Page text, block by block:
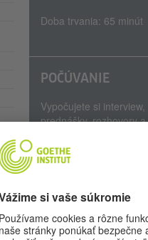
Doba trvania: 65 minút
POČÚVANIE
Vypočujete si interview,
prednášky, rozhovory a
rozhlasu. Dokážete
podstatné tvrdenia a